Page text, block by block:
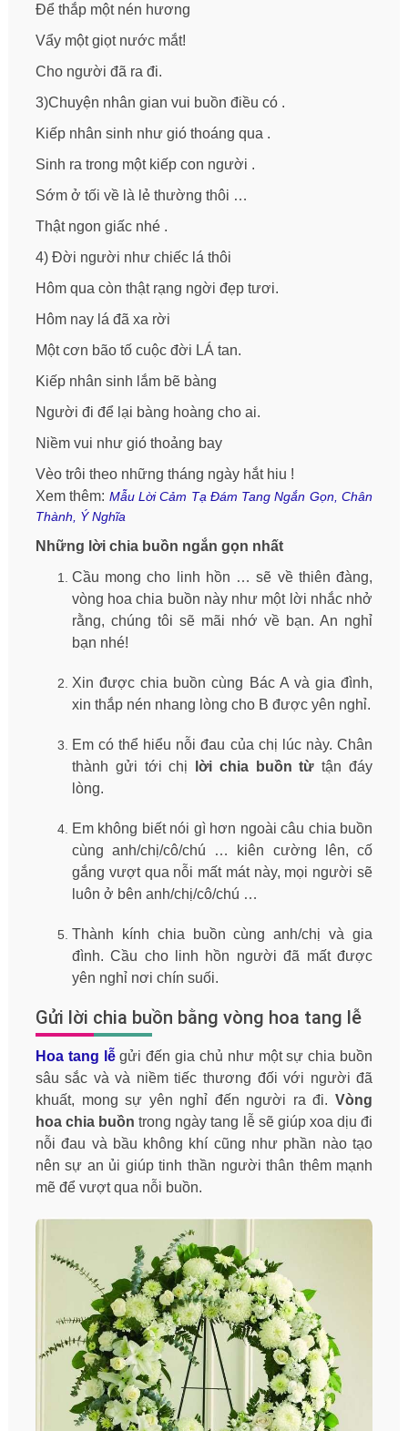
Để thắp một nén hương
Vẩy một giọt nước mắt!
Cho người đã ra đi.
3)Chuyện nhân gian vui buồn điều có .
Kiếp nhân sinh như gió thoáng qua .
Sinh ra trong một kiếp con người .
Sớm ở tối về là lẻ thường thôi …
Thật ngon giấc nhé .
4) Đời người như chiếc lá thôi
Hôm qua còn thật rạng ngời đẹp tươi.
Hôm nay lá đã xa rời
Một cơn bão tố cuộc đời LÁ tan.
Kiếp nhân sinh lắm bẽ bàng
Người đi để lại bàng hoàng cho ai.
Niềm vui như gió thoảng bay
Vèo trôi theo những tháng ngày hắt hiu !
Xem thêm: Mẫu Lời Cảm Tạ Đám Tang Ngắn Gọn, Chân
Thành, Ý Nghĩa
Những lời chia buồn ngắn gọn nhất
Cầu mong cho linh hồn … sẽ về thiên đàng,
vòng hoa chia buồn này như một lời nhắc nhở
rằng, chúng tôi sẽ mãi nhớ về bạn. An nghỉ
bạn nhé!
Xin được chia buồn cùng Bác A và gia đình,
xin thắp nén nhang lòng cho B được yên nghỉ.
Em có thể hiểu nỗi đau của chị lúc này. Chân
thành gửi tới chị lời chia buồn từ tận đáy
lòng.
Em không biết nói gì hơn ngoài câu chia buồn
cùng anh/chị/cô/chú … kiên cường lên, cố
gắng vượt qua nỗi mất mát này, mọi người sẽ
luôn ở bên anh/chị/cô/chú …
Thành kính chia buồn cùng anh/chị và gia
đình. Cầu cho linh hồn người đã mất được
yên nghỉ nơi chín suối.
Gửi lời chia buồn bằng vòng hoa tang lễ
Hoa tang lễgửi đến gia chủ như một sự chia buồn
sâu sắc và và niềm tiếc thương đối với người đã
khuất, mong sự yên nghỉ đến người ra đi.Vòng
hoa chia buồn trong ngày tang lễ sẽ giúp xoa dịu đi
nỗi đau và bầu không khí cũng như phần nào tạo
nên sự an ủi giúp tinh thần người thân thêm mạnh
mẽ để vượt qua nỗi buồn.